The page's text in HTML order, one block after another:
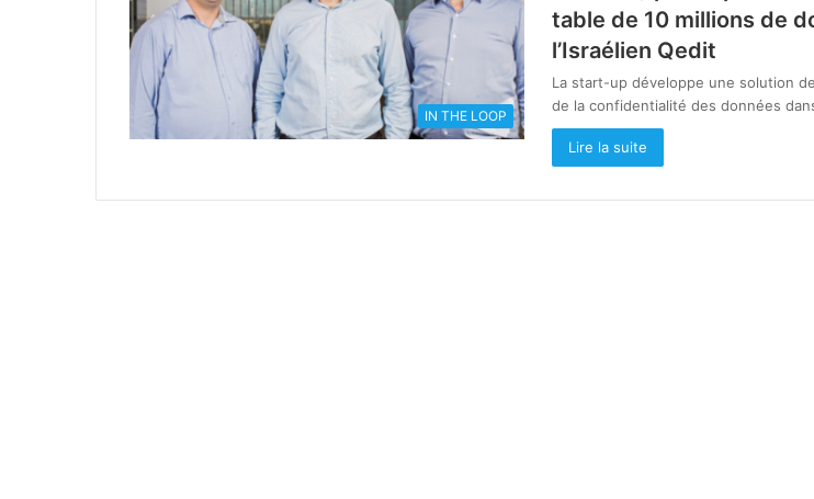
IN THE LOOP
table de 10 millions de
l’Israélien Qedit
La start-up développe une solution
de la confidentialité des données
Lire la suite